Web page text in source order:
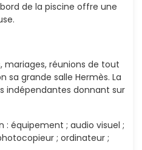
de la piscine offre une
mariages, réunions de tout
sa grande salle Hermès. La
indépendantes donnant sur
: équipement ; audio visuel ;
; ordinateur ;